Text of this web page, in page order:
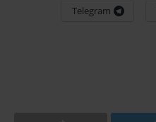
Telegram